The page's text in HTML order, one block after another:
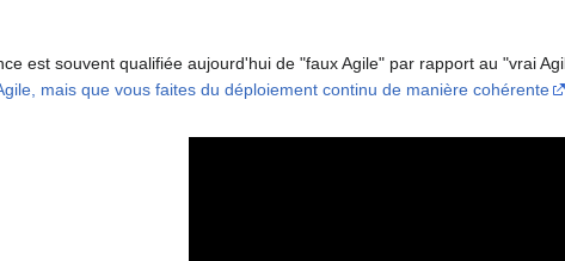
est souvent qualifiée aujourd'hui de "faux Agile" par rapport au "vrai
mais que vous faites du déploiement continu de manière cohérente